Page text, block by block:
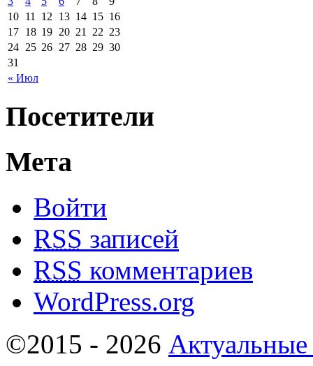
« Июл
10 11 12 13 14 15 16
17 18 19 20 21 22 23
24 25 26 27 28 29 30
31
Посетители
Мета
Войти
RSS записей
RSS комментариев
WordPress.org
©2015 - 2026